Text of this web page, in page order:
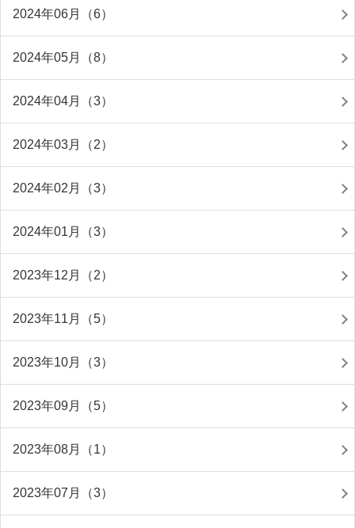
2024年06月（6）
2024年05月（8）
2024年04月（3）
2024年03月（2）
2024年02月（3）
2024年01月（3）
2023年12月（2）
2023年11月（5）
2023年10月（3）
2023年09月（5）
2023年08月（1）
2023年07月（3）